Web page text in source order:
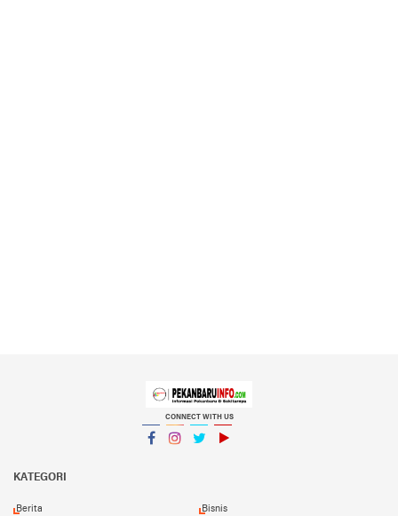
CONNECT WITH US
KATEGORI
Berita Bisnis